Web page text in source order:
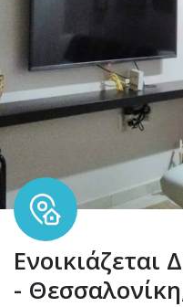
Ενοικιάζεται
-